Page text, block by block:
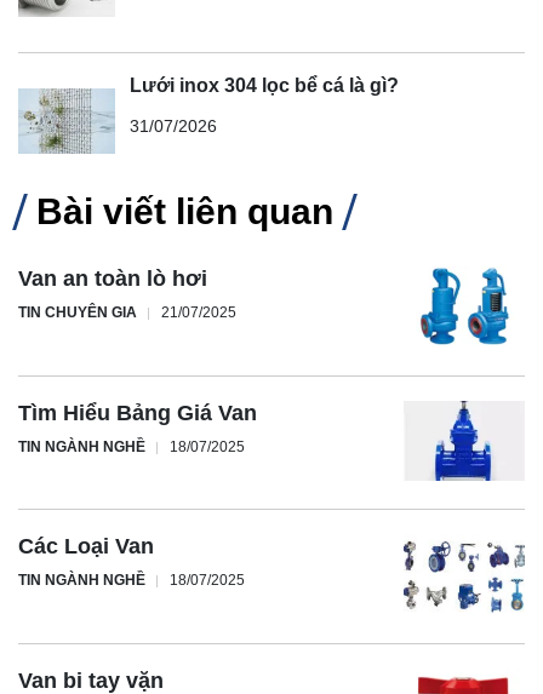
Lưới inox 304 lọc bể cá là gì?
31/07/2026
Bài viết liên quan
Van an toàn lò hơi
TIN CHUYÊN GIA 21/07/2025
Tìm Hiểu Bảng Giá Van
TIN NGÀNH NGHỀ 18/07/2025
Các Loại Van
TIN NGÀNH NGHỀ 18/07/2025
Van bi tay vặn